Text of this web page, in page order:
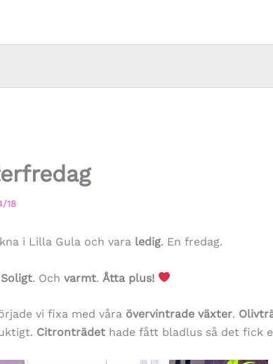
18
i Lilla Gula och vara ledig. En fredag.
Soligt. Och varmt. Åtta plus!
vi fixa med våra övervintrade växter.
Citronträdet hade fått bladlus så det fick